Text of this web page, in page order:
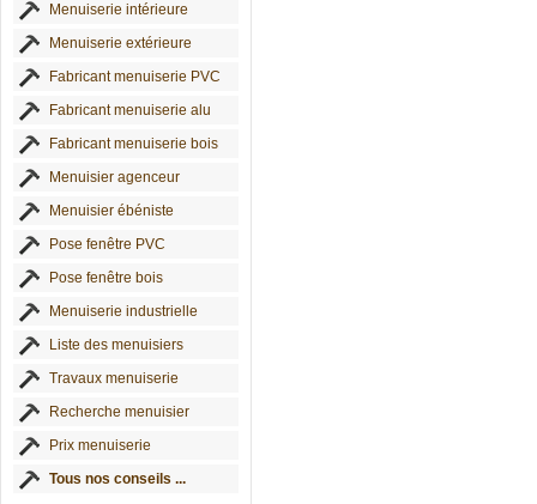
Menuiserie intérieure
Menuiserie extérieure
Fabricant menuiserie PVC
Fabricant menuiserie alu
Fabricant menuiserie bois
Menuisier agenceur
Menuisier ébéniste
Pose fenêtre PVC
Pose fenêtre bois
Menuiserie industrielle
Liste des menuisiers
Travaux menuiserie
Recherche menuisier
Prix menuiserie
Tous nos conseils ...